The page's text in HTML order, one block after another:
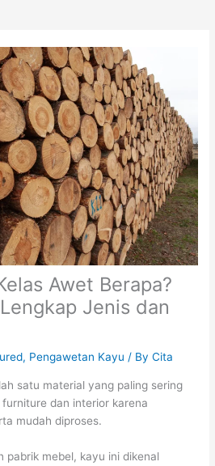
Awet Berapa?
Jenis dan
, Pengawetan Kayu / ByCita
satu material yang paling sering
dan interior karena
mudah diproses.
pabrik mebel, kayu ini dikenal